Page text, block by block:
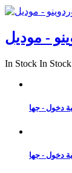
In Stock In Stock